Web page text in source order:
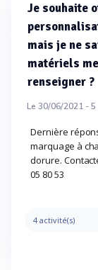
Je souhaite
mais je ne
matériels
renseigner ?
Le 30/06/2021 -5
Dernière
marquage à
dorure.
05 80 53
4 activité(s)